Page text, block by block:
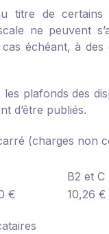
titre de certains
ne peuvent
échéant, à
plafonds des
d’être publiés.
(charges non
B2 et C
€ 10,26 €